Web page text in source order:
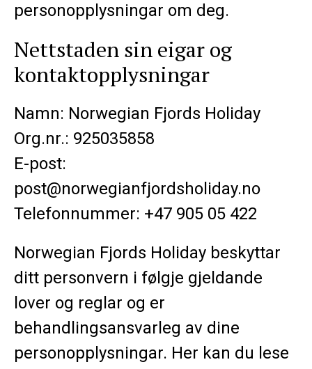
personopplysningar om deg.
Nettstaden sin eigar og
kontaktopplysningar
Namn: Norwegian Fjords Holiday
Org.nr.: 925035858
E-post:
post@norwegianfjordsholiday.no
Telefonnummer: +47 905 05 422
Norwegian Fjords Holiday beskyttar
ditt personvern i følgje gjeldande
lover og reglar og er
behandlingsansvarleg av dine
personopplysningar. Her kan du lese